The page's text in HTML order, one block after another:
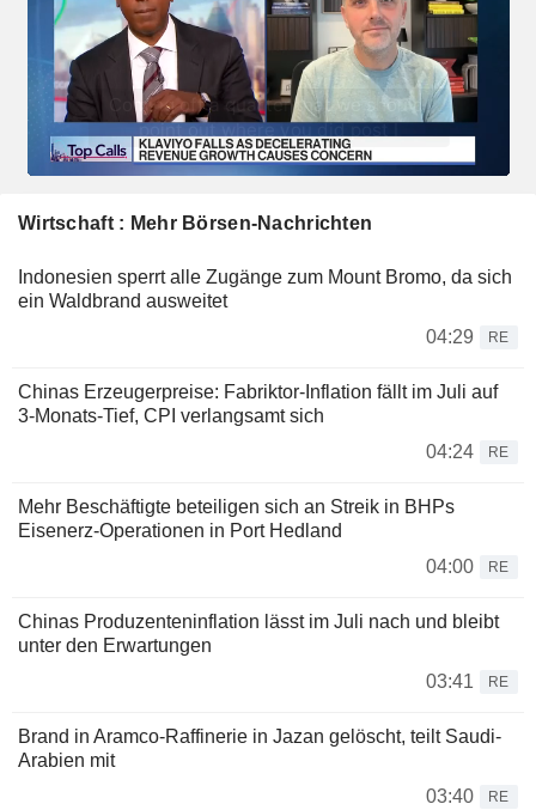
Wirtschaft : Mehr Börsen-Nachrichten
Indonesien sperrt alle Zugänge zum Mount Bromo, da sich
ein Waldbrand ausweitet
04:29
RE
Chinas Erzeugerpreise: Fabriktor-Inflation fällt im Juli auf
3-Monats-Tief, CPI verlangsamt sich
04:24
RE
Mehr Beschäftigte beteiligen sich an Streik in BHPs
Eisenerz-Operationen in Port Hedland
04:00
RE
Chinas Produzenteninflation lässt im Juli nach und bleibt
unter den Erwartungen
03:41
RE
Brand in Aramco-Raffinerie in Jazan gelöscht, teilt Saudi-
Arabien mit
03:40
RE